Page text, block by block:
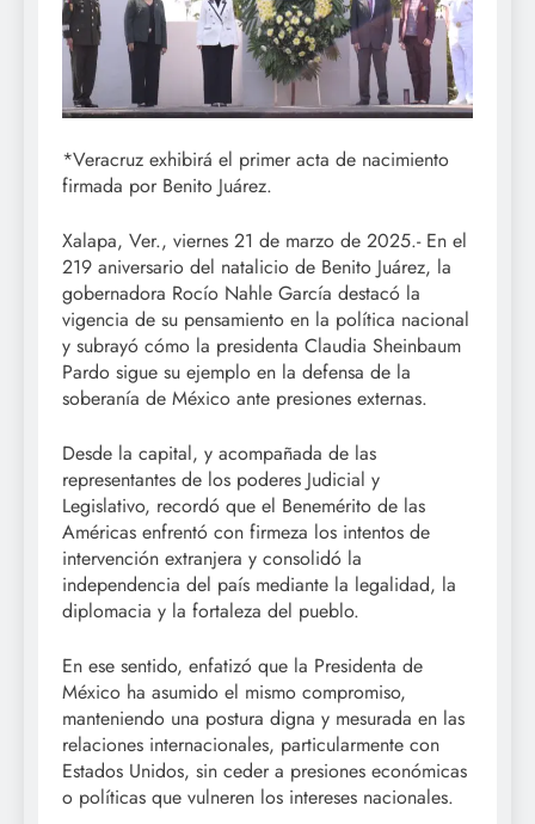
*Veracruz exhibirá el primer acta de nacimiento
firmada por Benito Juárez.
Xalapa, Ver., viernes 21 de marzo de 2025.- En el
219 aniversario del natalicio de Benito Juárez, la
gobernadora Rocío Nahle García destacó la
vigencia de su pensamiento en la política nacional
y subrayó cómo la presidenta Claudia Sheinbaum
Pardo sigue su ejemplo en la defensa de la
soberanía de México ante presiones externas.
Desde la capital, y acompañada de las
representantes de los poderes Judicial y
Legislativo, recordó que el Benemérito de las
Américas enfrentó con firmeza los intentos de
intervención extranjera y consolidó la
independencia del país mediante la legalidad, la
diplomacia y la fortaleza del pueblo.
En ese sentido, enfatizó que la Presidenta de
México ha asumido el mismo compromiso,
manteniendo una postura digna y mesurada en las
relaciones internacionales, particularmente con
Estados Unidos, sin ceder a presiones económicas
o políticas que vulneren los intereses nacionales.